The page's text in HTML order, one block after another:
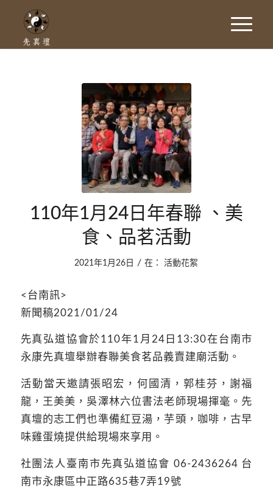
110年1月24日年春聯 、美
食、品茗活動
2021年1月26日 / 在：活動花絮
<台南訊>
新聞稿2021/01/24
先真弘道協會於110年1月24日13:30在台南市
永康先真壇舉辦春聯美食茗品義賣建廟活動。
活動當天邀請張昭宏，何國清，郭桂芬，謝福
龍，王美美，吳澤林六位書法老師現場揮毫。先
真壇的志工們也準備紅豆湯，芋頭，咖啡，古早
味雞蛋燒提供給現場來享用。
社團法人臺南市先真弘道協會 06-2436264 台
南市永康區中正路635巷7弄19號